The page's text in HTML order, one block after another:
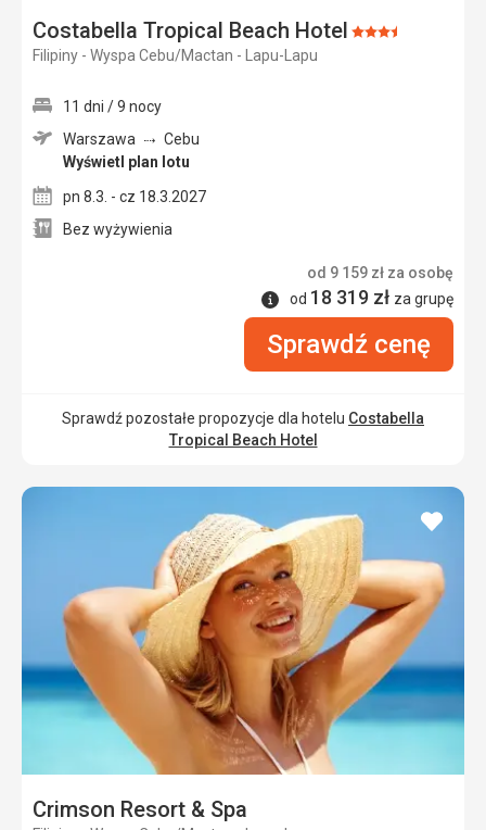
Costabella Tropical Beach Hotel Ocena:
Filipiny - Wyspa Cebu/Mactan - Lapu-Lapu
11 dni / 9 nocy
Warszawa
Cebu
Wyświetl plan lotu
pn 8.3. - cz 18.3.2027
Bez wyżywienia
od 9 159 zł za osobę
Informacje
od 18 319 zł za grupę
Sprawdź cenę
Sprawdź pozostałe propozycje dla hotelu Costabella
Tropical Beach Hotel
Crimson Resort & Spa
dodaj